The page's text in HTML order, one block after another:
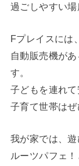
過ごしやすい場
Fプレイスには
自動販売機が
す。
子どもを連れ
子育て世帯はぜ
我が家では、
ルーツパフェ